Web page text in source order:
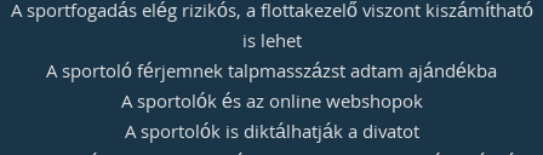
A sportfogadás elég rizikós, a flottakezelő viszont kiszámítható
is lehet
A sportoló férjemnek talpmasszázst adtam ajándékba
A sportolók és az online webshopok
A sportolók is diktálhatják a divatot